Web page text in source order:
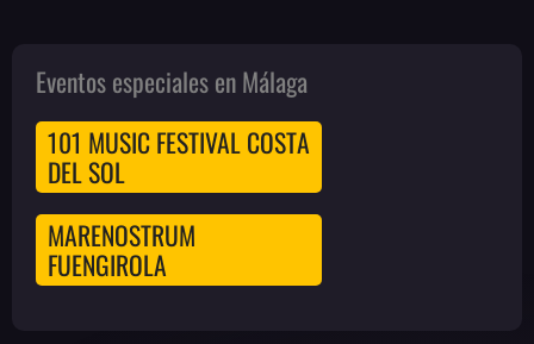
Eventos especiales en Málaga
101 MUSIC FESTIVAL COSTA
DEL SOL
MARENOSTRUM
FUENGIROLA